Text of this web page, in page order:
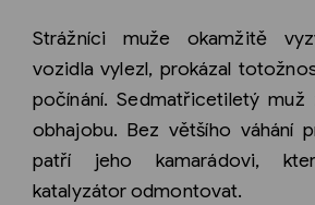
Strážníci muže okamžitě
vozidla vylezl, prokázal
počínání. Sedmatřicetiletý muž
obhajobu. Bez většího váhání
patří jeho kamarádovi,
katalyzátor odmontovat.